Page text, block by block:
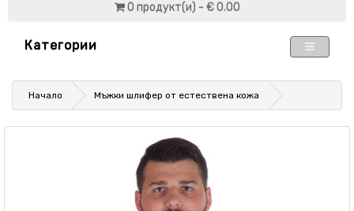
0 продукт(и) - € 0.00
Категории
Начало Мъжки шлифер от естествена кожа